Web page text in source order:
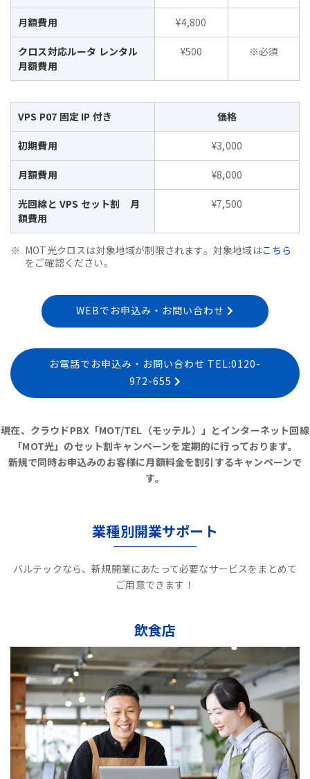
月額費用 ¥4,800
クロス対応ルータ レンタル
月額費用
¥500 ※必須
VPS P07 固定 IP 付き 価格
初期費用 ¥3,000
月額費用 ¥8,000
光回線と VPS セット割 月
額費用
¥7,500
MOT光クロスは対象地域が制限されます。対象地域はこちら
をご確認ください。
WEBでお申込み・お問い合わせ
お電話でお申込み・お問い合わせ TEL:0120-
972-655
現在、クラウドPBX「MOT/TEL（モッテル）」とインターネット回線
「MOT光」のセット割キャンペーンを定期的に行っております。
新規で同時お申込みのお客様に月額料金を割引するキャンペーンで
す。
業種別開業サポート
バルテックなら、新規開業にあたって必要なサービスをまとめて
ご用意できます！
飲食店